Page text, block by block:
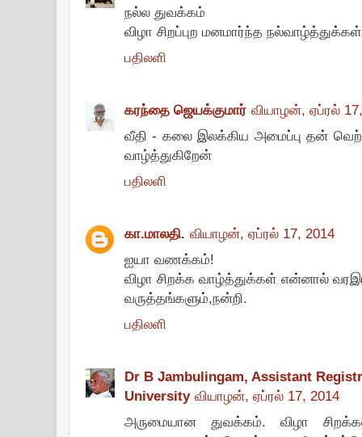
நல்ல துவக்கம்
விழா சிறப்புற மனமார்ந்த நல்வாழ்த்துக்கள்
பதிலளி
கரந்தை ஜெயக்குமார் வியாழன், ஏப்ரல்
வீதி - கலை இலக்கிய அமைப்பு தன்
வாழ்த்துகிறேன்
பதிலளி
கா.மாலதி. வியாழன், ஏப்ரல் 17, 2014
ஐயா வணக்கம்!
விழா சிறக்க வாழ்த்துக்கள் என்னால்
வருத்தங்களும்,நன்றி.
பதிலளி
Dr B Jambulingam, Assistant
University வியாழன், ஏப்ரல் 17, 2014
அருமையான துவக்கம். விழா